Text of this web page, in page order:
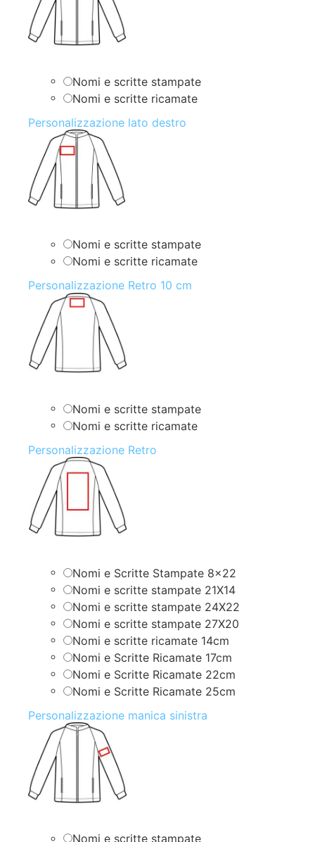
Nomi e scritte stampate
Nomi e scritte ricamate
Personalizzazione lato destro
Nomi e scritte stampate
Nomi e scritte ricamate
Personalizzazione Retro 10 cm
Nomi e scritte stampate
Nomi e scritte ricamate
Personalizzazione Retro
Nomi e Scritte Stampate 8×22
Nomi e scritte stampate 21X14
Nomi e scritte stampate 24X22
Nomi e scritte stampate 27X20
Nomi e scritte ricamate 14cm
Nomi e Scritte Ricamate 17cm
Nomi e Scritte Ricamate 22cm
Nomi e Scritte Ricamate 25cm
Personalizzazione manica sinistra
Nomi e scritte stampate